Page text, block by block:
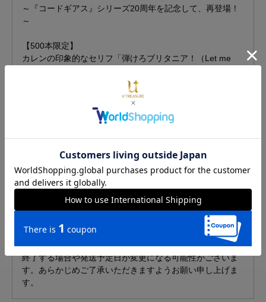
～『コードギアス』シリーズ20周年を記念して、再登場！
～
【500本限定】
カレンの印象的なセリフ「弾けろブリタニア！（Let me
カレンをイメージした宝石 ガーネットをあしらい、内側に
は黒の騎士団のマークを。
普段のファッションへも取り入れやすいシンプルなデザイ
■発送について
発送予定日は、ご注文状況により変動する場合がございま
す。ご了承ください。
銀行振込・コンビニ支払いをご選択の場合、ご入金確認後
から記載の納期がかかりますのでご了承ください。
※生産可能数を超えた場合、予約期間中であっても受付を
終了する場合や発送予定日が変更になる可能性がございま
す。あらかじめご了承いただきますようお願い申し上げま
す。